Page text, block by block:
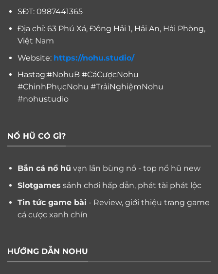
SĐT: 0987441365
Địa chỉ: 63 Phú Xá, Đông Hải 1, Hải An, Hải Phòng,
Việt Nam
Website: https://nohu.studio/
Hastag:#NohuB #CáCượcNohu
#ChinhPhụcNohu #TrảiNghiệmNohu
#nohustudio
NỔ HŨ CÓ GÌ?
Bắn cá nổ hũ vạn lần bùng nổ - top nổ hũ new
Slotgames sảnh chơi hấp dẫn, phát tài phát lộc
Tin tức game bài - Review, giới thiệu trang game
cá cược xanh chín
HƯỚNG DẪN NOHU